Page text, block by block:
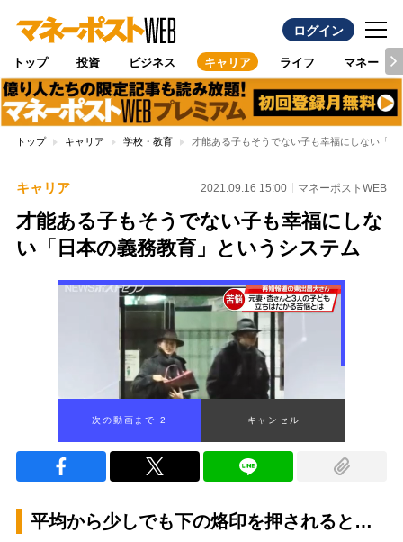
ログイン
トップ 投資 ビジネス キャリア ライフ マネー
トップ キャリア 学校・教育 才能ある子もそうでない子も幸福にしない「
キャリア 2021.09.16 15:00 マネーポストWEB
才能ある子もそうでない子も幸福にしな
い「日本の義務教育」というシステム
次の動画まで 1 キャンセル
平均から少しでも下の烙印を押されると…